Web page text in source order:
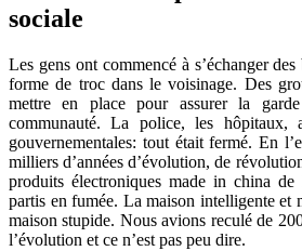
sociale
Les gens ont commencé à s’échanger
forme de troc dans le voisinage. Des
mettre en place pour assurer la
communauté. La police, les hôpitaux,
gouvernementales: tout était fermé. En
milliers d’années d’évolution, de
produits électroniques made in china de
partis en fumée. La maison intelligente et
maison stupide. Nous avions reculé de
l’évolution et ce n’est pas peu dire.